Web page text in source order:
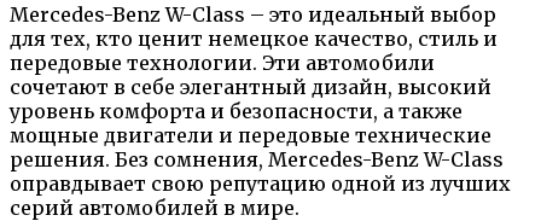
Mercedes-Benz W-Class – это идеальный выбор
для тех, кто ценит немецкое качество, стиль и
передовые технологии. Эти автомобили
сочетают в себе элегантный дизайн, высокий
уровень комфорта и безопасности, а также
мощные двигатели и передовые технические
решения. Без сомнения, Mercedes-Benz W-Class
оправдывает свою репутацию одной из лучших
серий автомобилей в мире.